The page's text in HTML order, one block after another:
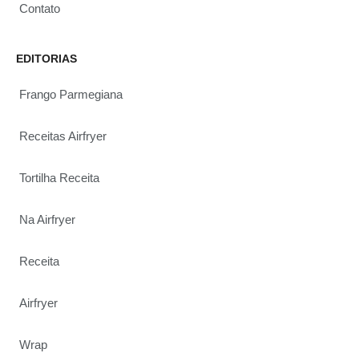
Contato
EDITORIAS
Frango Parmegiana
Receitas Airfryer
Tortilha Receita
Na Airfryer
Receita
Airfryer
Wrap